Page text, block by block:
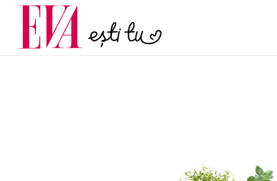
Carieră
Actualitate